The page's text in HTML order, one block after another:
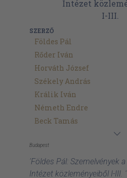
SZERZŐ
Földes Pál
Rőder Iván
Horváth József
Székely András
Králik Iván
Németh Endre
Beck Tamás
Budapest
'Földes Pál: Szemelvények
Intézet közleményeiből I-III.